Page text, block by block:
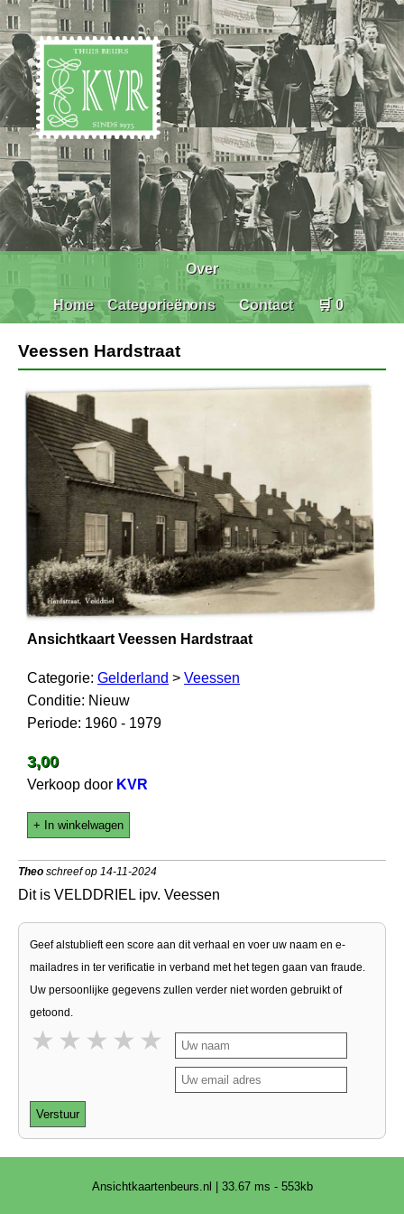
Home Categorieën
Over
ons Contact 🛒 0
Veessen Hardstraat
Ansichtkaart Veessen Hardstraat
Categorie: Gelderland > Veessen
Conditie: Nieuw
Periode: 1960 - 1979
3,00
Verkoop door KVR
+ In winkelwagen
Theo schreef op 14-11-2024
Dit is VELDDRIEL ipv. Veessen
Geef alstublieft een score aan dit verhaal en voer uw naam en e-
mailadres in ter verificatie in verband met het tegen gaan van fraude.
Uw persoonlijke gegevens zullen verder niet worden gebruikt of
getoond.
5 stars
4 stars
3 stars
2 stars
1 star
Verstuur
Ansichtkaartenbeurs.nl | 33.67 ms - 553kb